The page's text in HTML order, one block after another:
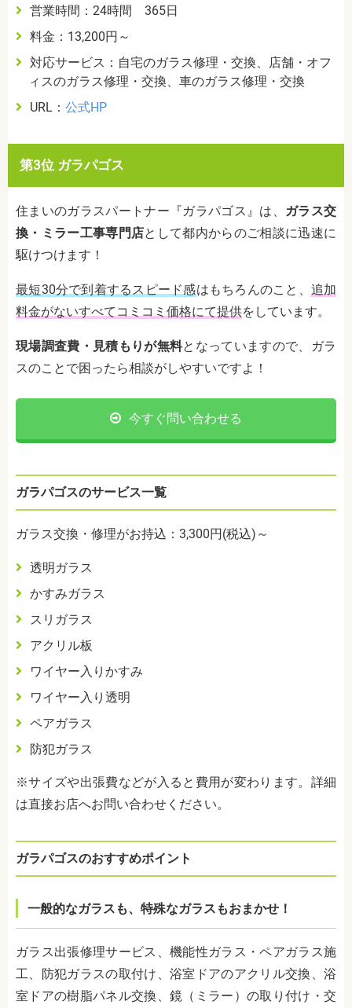
営業時間：24時間 365日
料金：13,200円～
対応サービス：自宅のガラス修理・交換、店舗・オフ
ィスのガラス修理・交換、車のガラス修理・交換
URL： 公式HP
第3位 ガラパゴス
住まいのガラスパートナー『ガラパゴス』は、 ガラス交
換・ミラー工事専門店として都内からのご相談に迅速に
駆けつけます！
最短30分で到着するスピード感はもちろんのこと、 追加
料金がないすべてコミコミ価格にて提供をしています。
現場調査費・見積もりが無料となっていますので、ガラ
スのことで困ったら相談がしやすいですよ！
今すぐ問い合わせる
ガラパゴスのサービス一覧
ガラス交換・修理がお持込：3,300円(税込)～
透明ガラス
かすみガラス
スリガラス
アクリル板
ワイヤー入りかすみ
ワイヤー入り透明
ペアガラス
防犯ガラス
※サイズや出張費などが入ると費用が変わります。詳細
は直接お店へお問い合わせください。
ガラパゴスのおすすめポイント
一般的なガラスも、特殊なガラスもおまかせ！
ガラス出張修理サービス、機能性ガラス・ペアガラス施
工、防犯ガラスの取付け、浴室ドアのアクリル交換、浴
室ドアの樹脂パネル交換、鏡（ミラー）の取り付け・交